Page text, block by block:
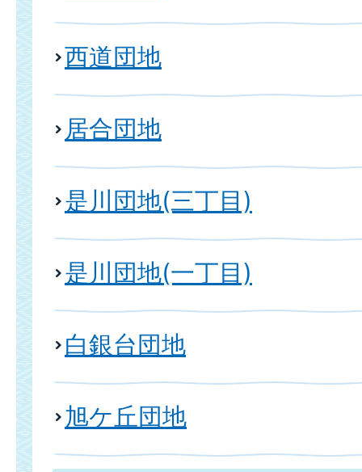
西道団地
居合団地
是川団地(三丁目)
是川団地(一丁目)
白銀台団地
旭ケ丘団地